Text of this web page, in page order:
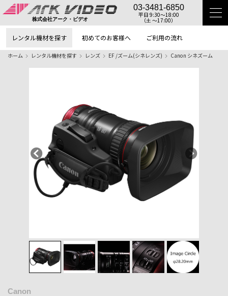
株式会社アーク・ビデオ
03-3481-6850
平日 9:30〜18:00
（土 〜17:00）
レンタル機材を探す 初めてのお客様へ ご利用の流れ
ホーム レンタル機材を探す レンズ EF /ズーム(シネレンズ) Canon シネズーム
Canon